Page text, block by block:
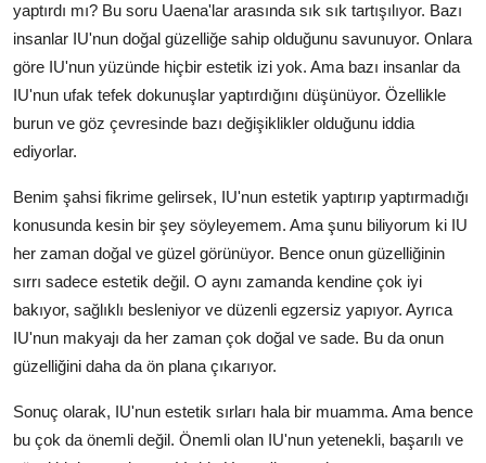
yaptırdı mı? Bu soru Uaena'lar arasında sık sık tartışılıyor. Bazı
insanlar IU'nun doğal güzelliğe sahip olduğunu savunuyor. Onlara
göre IU'nun yüzünde hiçbir estetik izi yok. Ama bazı insanlar da
IU'nun ufak tefek dokunuşlar yaptırdığını düşünüyor. Özellikle
burun ve göz çevresinde bazı değişiklikler olduğunu iddia
ediyorlar.
Benim şahsi fikrime gelirsek, IU'nun estetik yaptırıp yaptırmadığı
konusunda kesin bir şey söyleyemem. Ama şunu biliyorum ki IU
her zaman doğal ve güzel görünüyor. Bence onun güzelliğinin
sırrı sadece estetik değil. O aynı zamanda kendine çok iyi
bakıyor, sağlıklı besleniyor ve düzenli egzersiz yapıyor. Ayrıca
IU'nun makyajı da her zaman çok doğal ve sade. Bu da onun
güzelliğini daha da ön plana çıkarıyor.
Sonuç olarak, IU'nun estetik sırları hala bir muamma. Ama bence
bu çok da önemli değil. Önemli olan IU'nun yetenekli, başarılı ve